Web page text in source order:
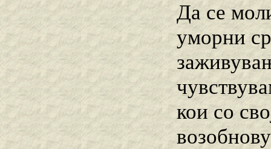
Да се
уморни
кои со